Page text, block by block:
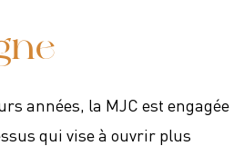
années, la MJC est engagée
qui vise à ouvrir plus